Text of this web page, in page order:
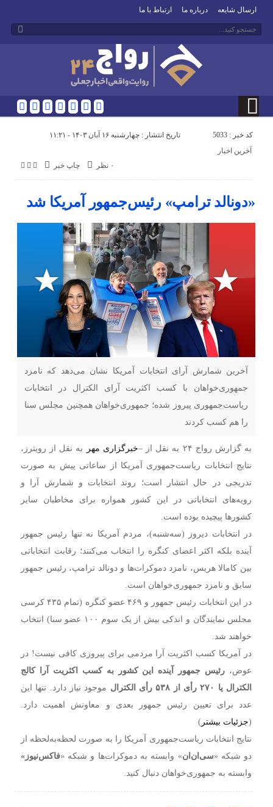
ارسال شایعه درباره ما ارتباط با ما
کد خبر : 5033 تاریخ انتشار : چهارشنبه ۱۶ آبان ۱۴۰۳ - ۱۱:۲۱
چاپ خبر ۰ نظر
آخرین اخبار
«دونالد ترامپ» رئیس‌جمهور آمریکا شد
آخرین شمارش آرای انتخابات آمریکا نشان می‌دهد که نامزد
جمهوری‌خواهان با کسب اکثریت آرای الکترال در انتخابات
ریاست‌جمهوری پیروز شده؛ جمهوری‌خواهان همچنین مجلس سنا
را هم کسب کردند
به گزارش رواج ۲۴ به نقل از – خبرگزاری مهر
به نقل از رویترز،
نتایج انتخابات ریاست‌جمهوری آمریکا از ساعاتی پیش به صورت
تدریجی در حال انتشار است؛ روند انتخابات و شمارش آرا و
رویه‌های انتخاباتی در این کشور همواره برای مخاطبان سایر
کشورها پیچیده بوده است.
در انتخابات دیروز (سه‌شنبه)، مردم آمریکا نه تنها رئیس جمهور
آینده بلکه اکثر اعضای کنگره را انتخاب می‌کنند؛ رقابت انتخاباتی
بین کامالا هریس، نامزد دموکرات‌ها و دونالد ترامپ، رئیس جمهور
سابق و نامزد جمهوری‌خواهان است.
در این انتخابات رئیس جمهور و ۴۶۹ عضو کنگره (تمام ۴۳۵ کرسی
مجلس نمایندگان و اندکی بیش از یک سوم ۱۰۰ عضو سنا) انتخاب
خواهند شد.
در آمریکا کسب اکثریت آرا مردمی برای پیروزی کافی نیست! در
عوض، رئیس جمهور آینده این کشور به کسب اکثریت آرا کالج
الکترال یا ۲۷۰ رأی از ۵۳۸ رأی الکترال
موجود نیاز دارد. تنها این
عدد برای تعیین رئیس جمهور بعدی و معاونش اهمیت دارد.
(جزئیات بیشتر )
نتایج انتخابات ریاست‌جمهوری آمریکا را به صورت لحظه‌به‌لحظه از
دو شبکه «سی‌ان‌ان» وابسته به دموکرات‌ها و شبکه «فاکس‌نیوز»
وابسته به جمهوری‌خواهان دنبال کنید.